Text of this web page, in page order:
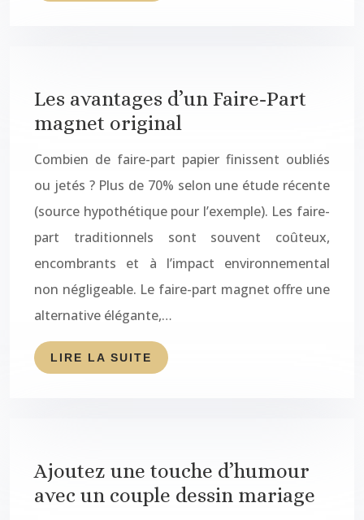
Les avantages d’un Faire-Part
magnet original
Combien de faire-part papier finissent oubliés
ou jetés ? Plus de 70% selon une étude récente
(source hypothétique pour l’exemple). Les faire-
part traditionnels sont souvent coûteux,
encombrants et à l’impact environnemental
non négligeable. Le faire-part magnet offre une
alternative élégante,…
LIRE LA SUITE
Ajoutez une touche d’humour
avec un couple dessin mariage